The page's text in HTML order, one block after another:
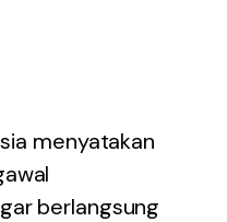
menyatakan
berlangsung